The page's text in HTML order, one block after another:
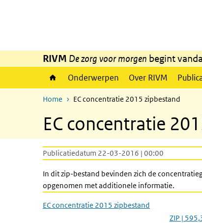
RIVM De zorg voor morgen begint
Onderwerpen Over RIVM
Home EC concentratie 2015 zipbestand
EC concentratie
Publicatiedatum 22-03-2016 | 00:00
In dit zip-bestand bevinden zich de
opgenomen met additionele informatie.
EC concentratie 2015 zipbestand
ZIP |